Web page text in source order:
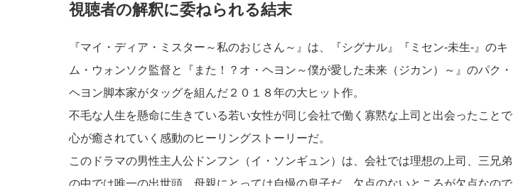
視聴者の解釈に委ねられる結末
『マイ・ディア・ミスター～私のおじさん～』は、『シグナル』『ミセン-未生-』のキ
ム・ウォンソク監督と『また！？オ・ヘヨン～僕が愛した未来（ジカン）～』のパク・
ヘヨン脚本家がタッグを組んだ２０１８年の大ヒット作。
不毛な人生を懸命に生きている若い女性が同じ会社で働く寡黙な上司と出会ったことで
心が癒されていく感動のヒーリングストーリーだ。
このドラマの男性主人公ドンフン（イ・ソンギュン）は、会社では理想の上司、三兄弟
の中では唯一の出世頭、母親にとっては自慢の息子だ。欠点のないところが欠点なので